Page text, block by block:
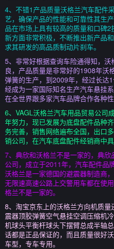
4、不错1产品质量沃格兰汽车配件
艺，确保产品的性能和可靠性其生
品在市场上具有较高的质量和口碑
新方面非常积极，不断推出新产品
求其研发的高品质制动片刹车。
5、非常好根据查询车险通得知，
良，产品质量是非常好的1908年沃
弹簧的生产，到2009年，经过长达
经成为一家国际知名生产汽车悬挂
在全世界跟多家汽车品牌合作各种
6、VAGL沃格兰汽车用品贸易公司
年努力，现已发展为底盘配件品种
务完善，销售网络遍布全国，出口
销公司，在汽车底盘配件经销商中
7、典欣和沃格兰不是一家的，典
公司，成立于2011年，汽车配件品
沃格兰是一家德国的避震器制造商
无限速高速公路上交警用车都在使
格兰不是一家的。
8、淘宝京东上的沃格兰方向机质
震器顶胶弹簧空气悬挂空调压缩机
机球头平衡杆球头下摆臂总成半轴
话都是正品保证的，而且质量很好
车型，专车专用。